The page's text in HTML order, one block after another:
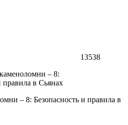
13538
– 8: Безопасность и правила в